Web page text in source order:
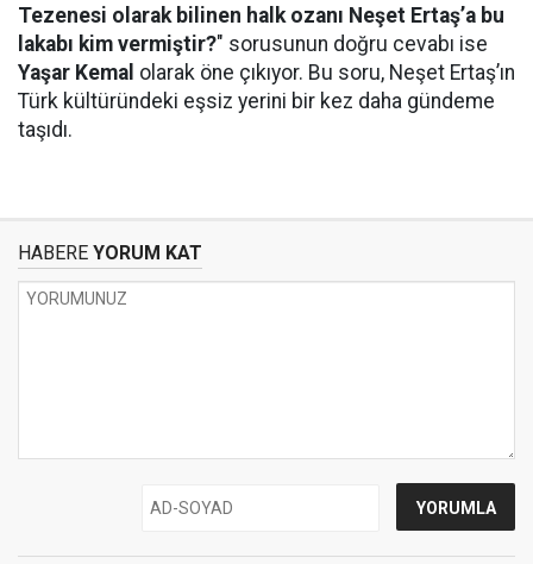
Tezenesi olarak bilinen halk ozanı Neşet Ertaş’a bu
lakabı kim vermiştir?" sorusunun doğru cevabı ise
Yaşar Kemal olarak öne çıkıyor. Bu soru, Neşet Ertaş’ın
Türk kültüründeki eşsiz yerini bir kez daha gündeme
taşıdı.
HABERE YORUM KAT